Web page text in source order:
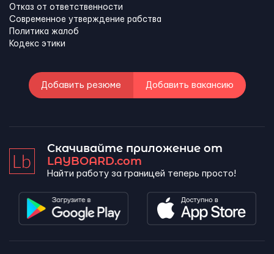
Отказ от ответственности
Современное утверждение рабства
Политика жалоб
Кодекс этики
Добавить резюме Добавить вакансию
Скачивайте приложение от
LAYBOARD.com
Найти работу за границей теперь просто!